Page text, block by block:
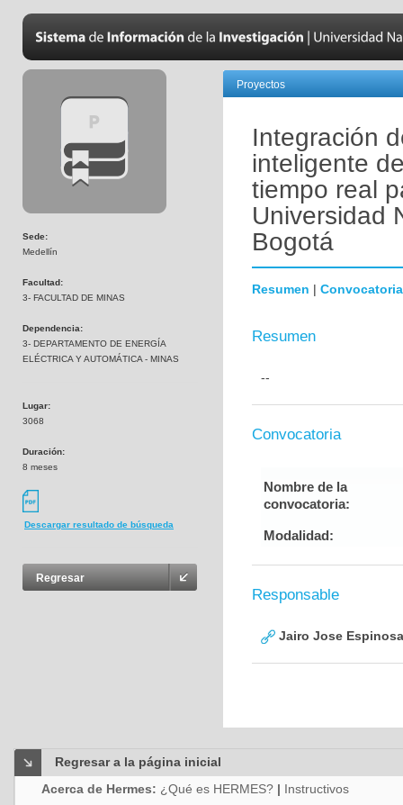
Sede:
Medellín
Facultad:
3- FACULTAD DE MINAS
Dependencia:
3- DEPARTAMENTO DE ENERGÍA
ELÉCTRICA Y AUTOMÁTICA - MINAS
Lugar:
3068
Duración:
8 meses
Descargar resultado de búsqueda
Regresar
Proyectos
Integración
inteligente
tiempo real
Universidad
Bogotá
Resumen | Convocatoria
Resumen
--
Convocatoria
Nombre de la
convocatoria:
Modalidad:
Responsable
Jairo Jose
Regresar a la página inicial
Acerca de Hermes: ¿Qué es HERMES? | Instructivos